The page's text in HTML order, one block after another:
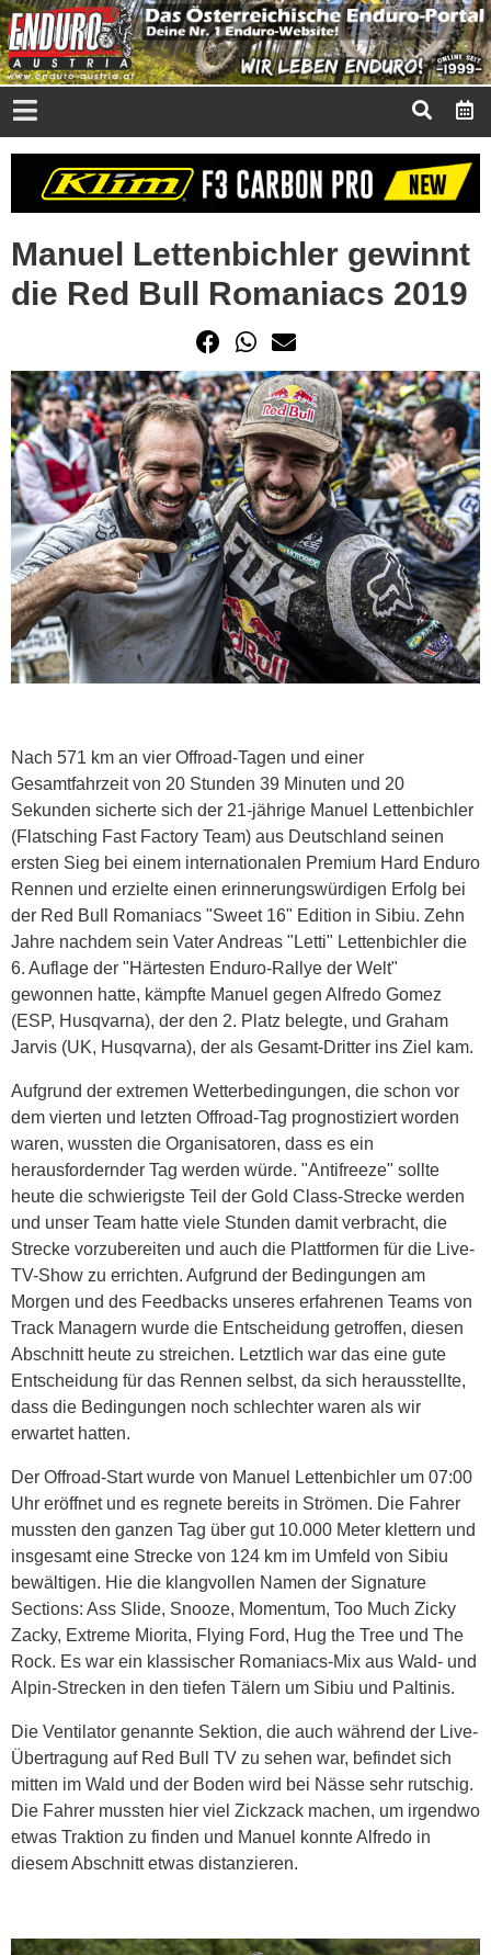
Manuel Lettenbichler gewinnt
die Red Bull Romaniacs 2019
Nach 571 km an vier Offroad-Tagen und einer
Gesamtfahrzeit von 20 Stunden 39 Minuten und 20
Sekunden sicherte sich der 21-jährige Manuel Lettenbichler
(Flatsching Fast Factory Team) aus Deutschland seinen
ersten Sieg bei einem internationalen Premium Hard Enduro
Rennen und erzielte einen erinnerungswürdigen Erfolg bei
der Red Bull Romaniacs "Sweet 16" Edition in Sibiu. Zehn
Jahre nachdem sein Vater Andreas "Letti" Lettenbichler die
6. Auflage der "Härtesten Enduro-Rallye der Welt"
gewonnen hatte, kämpfte Manuel gegen Alfredo Gomez
(ESP, Husqvarna), der den 2. Platz belegte, und Graham
Jarvis (UK, Husqvarna), der als Gesamt-Dritter ins Ziel kam.
Aufgrund der extremen Wetterbedingungen, die schon vor
dem vierten und letzten Offroad-Tag prognostiziert worden
waren, wussten die Organisatoren, dass es ein
herausfordernder Tag werden würde. "Antifreeze" sollte
heute die schwierigste Teil der Gold Class-Strecke werden
und unser Team hatte viele Stunden damit verbracht, die
Strecke vorzubereiten und auch die Plattformen für die Live-
TV-Show zu errichten. Aufgrund der Bedingungen am
Morgen und des Feedbacks unseres erfahrenen Teams von
Track Managern wurde die Entscheidung getroffen, diesen
Abschnitt heute zu streichen. Letztlich war das eine gute
Entscheidung für das Rennen selbst, da sich herausstellte,
dass die Bedingungen noch schlechter waren als wir
erwartet hatten.
Der Offroad-Start wurde von Manuel Lettenbichler um 07:00
Uhr eröffnet und es regnete bereits in Strömen. Die Fahrer
mussten den ganzen Tag über gut 10.000 Meter klettern und
insgesamt eine Strecke von 124 km im Umfeld von Sibiu
bewältigen. Hie die klangvollen Namen der Signature
Sections: Ass Slide, Snooze, Momentum, Too Much Zicky
Zacky, Extreme Miorita, Flying Ford, Hug the Tree und The
Rock. Es war ein klassischer Romaniacs-Mix aus Wald- und
Alpin-Strecken in den tiefen Tälern um Sibiu und Paltinis.
Die Ventilator genannte Sektion, die auch während der Live-
Übertragung auf Red Bull TV zu sehen war, befindet sich
mitten im Wald und der Boden wird bei Nässe sehr rutschig.
Die Fahrer mussten hier viel Zickzack machen, um irgendwo
etwas Traktion zu finden und Manuel konnte Alfredo in
diesem Abschnitt etwas distanzieren.